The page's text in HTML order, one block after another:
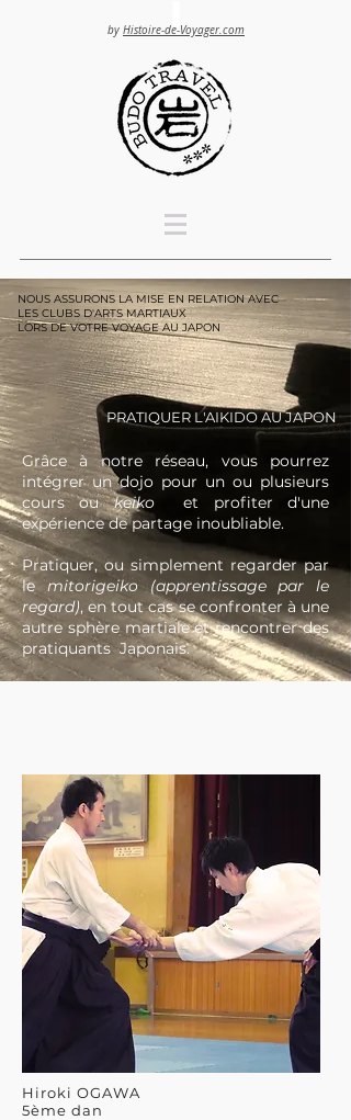
by Histoire-de-Voyager.com
NOUS ASSURONS LA MISE EN RELATION AVEC
LES CLUBS D'ARTS MARTIAUX
LORS DE VOTRE VOYAGE AU JAPON
PRATIQUER L'AIKIDO AU JAPON
Grâce à notre réseau, vous pourrez
intégrer un dojo pour un ou plusieurs
cours oukeikoet profiter d'une
expérience de partage inoubliable.
Pratiquer, ou simplement regarder par
lemitorigeiko (apprentissage par le
regard), en tout cas se confronter à une
autre sphère martiale et rencontrer des
pratiquants Japonais.
Hiroki OGAWA
5ème dan